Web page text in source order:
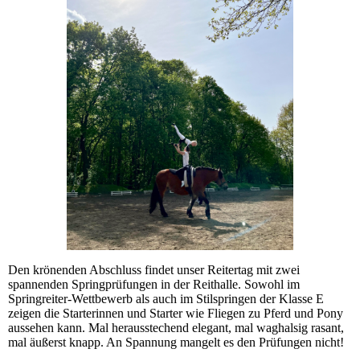
Den krönenden Abschluss findet unser Reitertag mit zwei
spannenden Springprüfungen in der Reithalle. Sowohl im
Springreiter-Wettbewerb als auch im Stilspringen der Klasse E
zeigen die Starterinnen und Starter wie Fliegen zu Pferd und Pony
aussehen kann. Mal herausstechend elegant, mal waghalsig rasant,
mal äußerst knapp. An Spannung mangelt es den Prüfungen nicht!